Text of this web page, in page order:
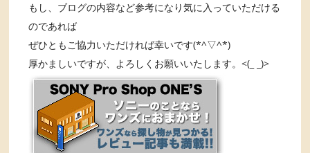
もし、ブログの内容など参考になり気に入っていただける
のであれば
ぜひともご協力いただければ幸いです(*^▽^*)
厚かましいですが、よろしくお願いいたします。<(_ _)>